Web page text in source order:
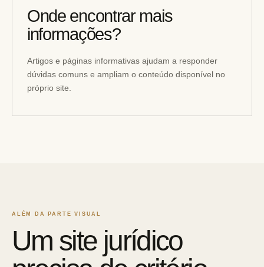
Onde encontrar mais
informações?
Artigos e páginas informativas ajudam a responder
dúvidas comuns e ampliam o conteúdo disponível no
próprio site.
ALÉM DA PARTE VISUAL
Um site jurídico